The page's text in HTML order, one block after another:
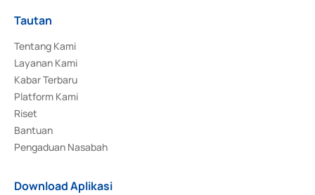
Tautan
Tentang Kami
Layanan Kami
Kabar Terbaru
Platform Kami
Riset
Bantuan
Pengaduan Nasabah
Download Aplikasi